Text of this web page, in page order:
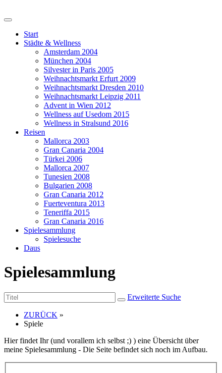
Start
Städte & Wellness
Amsterdam 2004
München 2004
Silvester in Paris 2005
Weihnachtsmarkt Erfurt 2009
Weihnachtsmarkt Dresden 2010
Weihnachtsmarkt Leipzig 2011
Advent in Wien 2012
Wellness auf Usedom 2015
Wellness in Stralsund 2016
Reisen
Mallorca 2003
Gran Canaria 2004
Türkei 2006
Mallorca 2007
Tunesien 2008
Bulgarien 2008
Gran Canaria 2012
Fuerteventura 2013
Teneriffa 2015
Gran Canaria 2016
Spielesammlung
Spielesuche
Daus
Spielesammlung
Erweiterte Suche
ZURÜCK »
Spiele
Hier findet Ihr (und vorallem ich selbst ;) ) eine Übersicht über
meine Spielesammlung - Die Seite befindet sich noch im Aufbau.